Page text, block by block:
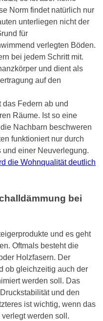
Norm findet natürlich nur
unterliegen nicht der
für
verlegten Böden.
bei jedem Schritt mit.
und dient als
auf den
das Federn ab und
Räume. Ist so eine
Nachbarn beschweren
funktioniert nur durch
einer Neuverlegung.
die Wohnqualität deutlich
bei
und es geht
Oftmals besteht die
Holzfasern. Der
ob gleichzeitig auch der
werden soll. Das
und den
ist wichtig, wenn das
werden soll.